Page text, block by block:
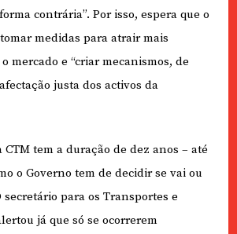
contrária”. Por isso, espera que o
medidas para atrair mais
mercado e “criar mecanismos, de
justa dos activos da
CTM tem a duração de dez anos – até
o Governo tem de decidir se vai ou
para os Transportes e
já que só se ocorrerem